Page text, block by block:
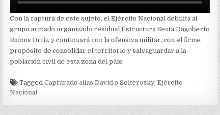
Con la captura de este sujeto, el Ejército Nacional debilita al
grupo armado organizado residual Estructura Sexta Dagoberto
Ramos Ortiz y continuará con la ofensiva militar, con el firme
propósito de consolidar el territorio y salvaguardar a la
población civil de esta zona del país.
TaggedCapturado alias David o Solterosky,Ejército
Nacional